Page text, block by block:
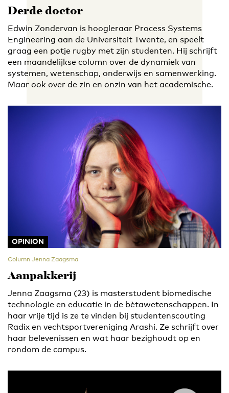
Derde doctor
Edwin Zondervan is hoogleraar Process Systems
Engineering aan de Universiteit Twente, en speelt
graag een potje rugby met zijn studenten. Hij schrijft
een maandelijkse column over de dynamiek van
systemen, wetenschap, onderwijs en samenwerking.
Maar ook over de zin en onzin van het academische.
OPINION
Column Jenna Zaagsma
Aanpakkerij
Jenna Zaagsma (23) is masterstudent biomedische
technologie en educatie in de bètawetenschappen. In
haar vrije tijd is ze te vinden bij studentenscouting
Radix en vechtsportvereniging Arashi. Ze schrijft over
haar belevenissen en wat haar bezighoudt op en
rondom de campus.